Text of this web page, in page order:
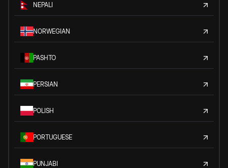
NEPALI
NORWEGIAN
PASHTO
PERSIAN
POLISH
PORTUGUESE
PUNJABI